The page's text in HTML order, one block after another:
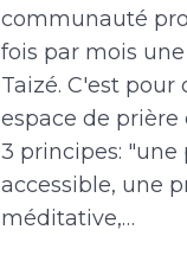
communauté
fois par mois
Taizé. C'est pour
espace de
3 principes: "une
accessible, une
méditative,…